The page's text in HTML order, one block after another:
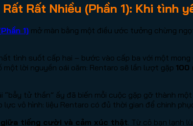
Rất Rất Nhiều (Phần 1): Khi
1) mở màn bằng một điều ước tưởng chừng
tình suốt cấp hai – bước vào cấp ba với một
lời nguyền oái oăm: Rentaro sẽ lần lượt gặp 100
“bẫy tử thần” ấy đã biến mỗi cuộc gặp gỡ thành
lực vô hình: liệu Rentaro có đủ thời gian để chinh
tiếng cười và cảm xúc thật. Từ cô bạn lạnh